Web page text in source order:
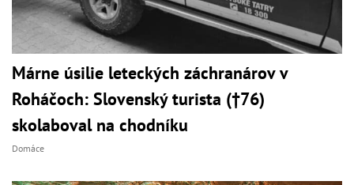
Márne úsilie leteckých záchranárov v
Roháčoch: Slovenský turista (†76)
skolaboval na chodníku
Domáce